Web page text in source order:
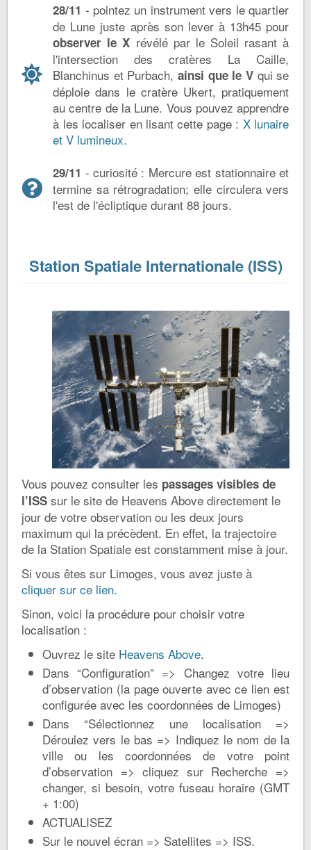
28/11 - pointez un instrument vers le quartier
de Lune juste après son lever à 13h45 pour
observer le X révélé par le Soleil rasant à
l'intersection des cratères La Caille,
Blanchinus et Purbach,ainsi que le Vqui se
déploie dans le cratère Ukert, pratiquement
au centre de la Lune. Vous pouvez apprendre
à les localiser en lisant cette page : X lunaire
et V lumineux.
29/11 - curiosité : Mercure est stationnaire et
termine sa rétrogradation; elle circulera vers
l'est de l'écliptique durant 88 jours.
Station Spatiale Internationale (ISS)
Vous pouvez consulter les passages visibles de
l’ISS sur le site de Heavens Above directement le
jour de votre observation ou les deux jours
maximum qui la précèdent. En effet, la trajectoire
de la Station Spatiale est constamment mise à jour.
Si vous êtes sur Limoges, vous avez juste à
cliquer sur ce lien.
Sinon, voici la procédure pour choisir votre
localisation :
Ouvrez le site Heavens Above.
Dans “Configuration” => Changez votre lieu
d’observation (la page ouverte avec ce lien est
configurée avec les coordonnées de Limoges)
Dans “Sélectionnez une localisation =>
Déroulez vers le bas => Indiquez le nom de la
ville ou les coordonnées de votre point
d’observation => cliquez sur Recherche =>
changer, si besoin, votre fuseau horaire (GMT
+ 1:00)
ACTUALISEZ
Sur le nouvel écran => Satellites => ISS.